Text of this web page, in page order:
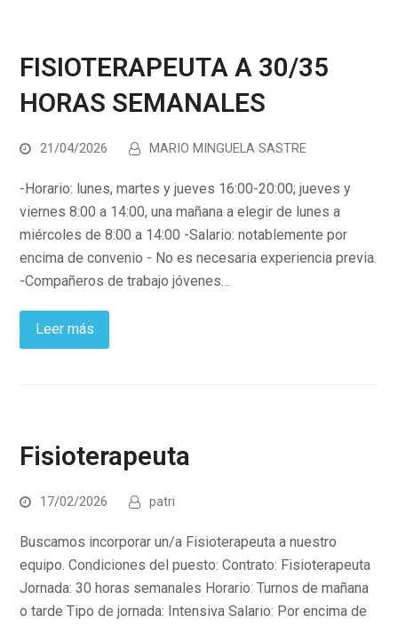
FISIOTERAPEUTA A 30/35
HORAS SEMANALES
21/04/2026 MARIO MINGUELA SASTRE
-Horario: lunes, martes y jueves 16:00-20:00; jueves y
viernes 8:00 a 14:00, una mañana a elegir de lunes a
miércoles de 8:00 a 14:00 -Salario: notablemente por
encima de convenio - No es necesaria experiencia previa.
-Compañeros de trabajo jóvenes…
Leer más
Fisioterapeuta
17/02/2026 patri
Buscamos incorporar un/a Fisioterapeuta a nuestro
equipo. Condiciones del puesto: Contrato: Fisioterapeuta
Jornada: 30 horas semanales Horario: Turnos de mañana
o tarde Tipo de jornada: Intensiva Salario: Por encima de